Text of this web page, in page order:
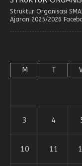
Struktur Organisasi
Ajaran 2025/2026
M T
3 4
10 11